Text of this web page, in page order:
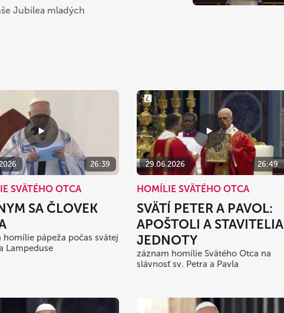
Jubilea mladých
26:39
SVÄTÉHO OTCA
SA ČLOVEK
homílie pápeža počas svätej
Lampeduse
29.06.2026 26:49
HOMÍLIE SVÄTÉHO OTCA
SVÄTÍ PETER A PAVOL:
APOŠTOLI A STAVITELIA
JEDNOTY
záznam homílie Svätého Otca na
slávnosť sv. Petra a Pavla